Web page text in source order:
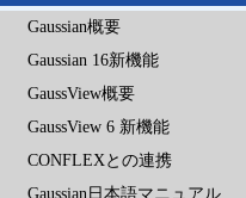
Gaussian概要
Gaussian 16新機能
GaussView概要
GaussView 6 新機能
CONFLEXとの連携
Gaussian日本語マニュアル